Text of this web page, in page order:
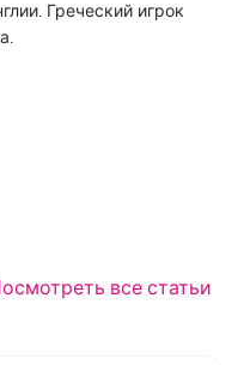
Греческий игрок
все статьи